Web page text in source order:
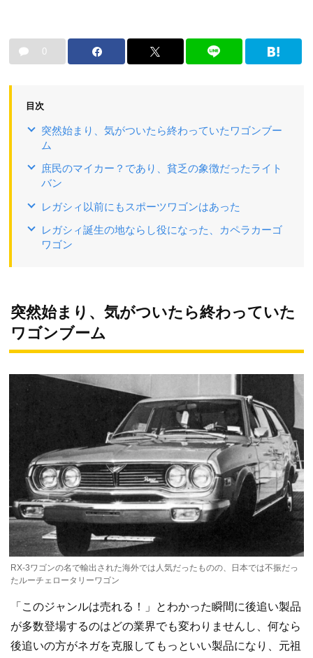
0
目次
突然始まり、気がついたら終わっていたワゴンブー
ム
庶民のマイカー？であり、貧乏の象徴だったライト
バン
レガシィ以前にもスポーツワゴンはあった
レガシィ誕生の地ならし役になった、カペラカーゴ
ワゴン
突然始まり、気がついたら終わっていた
ワゴンブーム
RX-3ワゴンの名で輸出された海外では人気だったものの、日本では不振だっ
たルーチェロータリーワゴン
「このジャンルは売れる！」とわかった瞬間に後追い製品
が多数登場するのはどの業界でも変わりませんし、何なら
後追いの方がネガを克服してもっといい製品になり、元祖